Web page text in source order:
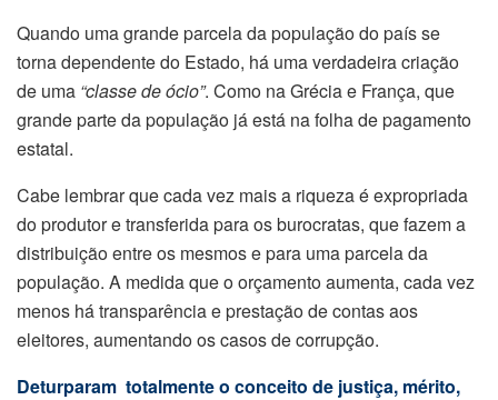
Quando uma grande parcela da população do país se
torna dependente do Estado, há uma verdadeira criação
de uma “classe de ócio”. Como na Grécia e França, que
grande parte da população já está na folha de pagamento
estatal.
Cabe lembrar que cada vez mais a riqueza é expropriada
do produtor e transferida para os burocratas, que fazem a
distribuição entre os mesmos e para uma parcela da
população. A medida que o orçamento aumenta, cada vez
menos há transparência e prestação de contas aos
eleitores, aumentando os casos de corrupção.
Deturparam totalmente o conceito de justiça, mérito,